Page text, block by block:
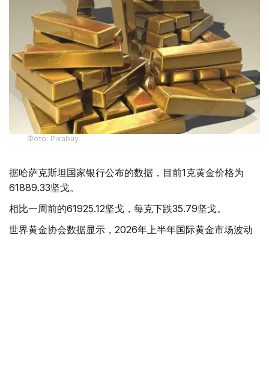
Фото: Pixabay
据哈萨克斯坦国家银行公布的数据，目前1克黄金价格为
61889.33坚戈。
相比一周前的61925.12坚戈，每克下跌35.79坚戈。
世界黄金协会数据显示，2026年上半年国际黄金市场波动